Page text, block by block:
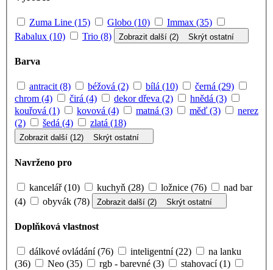
Zuma Line (15) Globo (10)
Immax (35)
Rabalux (10)
Trio (8) Zobrazit další (2) Skrýt ostatní
Barva
antracit (8) béžová (2) bílá (10)
černá (29)
chrom (4)
čirá (4) dekor dřeva (2)
hnědá (3)
kouřová (1)
kovová (4) matná (3) měď (3)
nerez
(2)
šedá (4) zlatá (18)
Zobrazit další (12) Skrýt ostatní
Navrženo pro
kancelář (10) kuchyň (28) ložnice (76)
nad bar
(4)
obyvák (78) Zobrazit další (2) Skrýt ostatní
Doplňková vlastnost
dálkové ovládání (76) inteligentní (22)
na lanku
(36)
Neo (35) rgb - barevné (3)
stahovací (1)